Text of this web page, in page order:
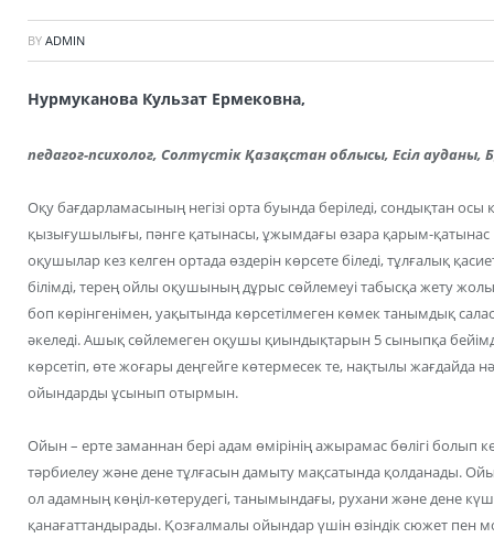
BY ADMIN
Нурмуканова Кульзат Ермековна,
педагог-психолог, Солтүстік Қазақстан облысы, Есіл ауданы,
Оқу бағдарламасының негізі орта буында беріледі, сондықтан
қызығушылығы, пәнге қатынасы, ұжымдағы өзара қарым-қатынас
оқушылар кез келген ортада өздерін көрсете біледі, тұлғалық
білімді, терең ойлы оқушының дұрыс сөйлемеуі табысқа жету
боп көрінгенімен, уақытында көрсетілмеген көмек танымдық
әкеледі. Ашық сөйлемеген оқушы қиындықтарын 5 сыныпқа
көрсетіп, өте жоғары деңгейге көтермесек те, нақтылы жағдайда
ойындарды ұсынып отырмын.
Ойын – ерте заманнан бері адам өмірінің ажырамас бөлігі болып
тәрбиелеу және дене тұлғасын дамыту мақсатында қолданады. Ойын
ол адамның көңіл-көтерудегі, танымындағы, рухани және дене
қанағаттандырады. Қозғалмалы ойындар үшін өзіндік сюжет